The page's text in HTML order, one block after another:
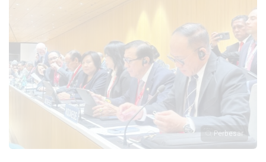
Perbesar